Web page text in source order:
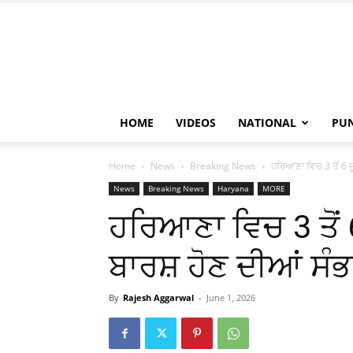
HOME VIDEOS NATIONAL
Home News Breaking News ਹਰਿਆਣਾ ਵਿਚ 3 ਤੋਂ 6
News Breaking News Haryana MORE
ਹਰਿਆਣਾ ਵਿਚ 3
ਬਾਰਸ਼ ਹੋਣ ਦੀਆਂ
By Rajesh Aggarwal - June 1, 2026